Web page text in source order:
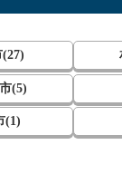
(5)
(1)